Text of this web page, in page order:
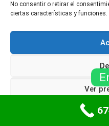
No consentir o retirar el
ciertas características y funciones.
Ver
Política de cookies
garaje.
garantizar
Alcobendas
Mantenimiento